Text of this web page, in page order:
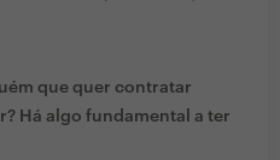
que quer contratar
Há algo fundamental a ter